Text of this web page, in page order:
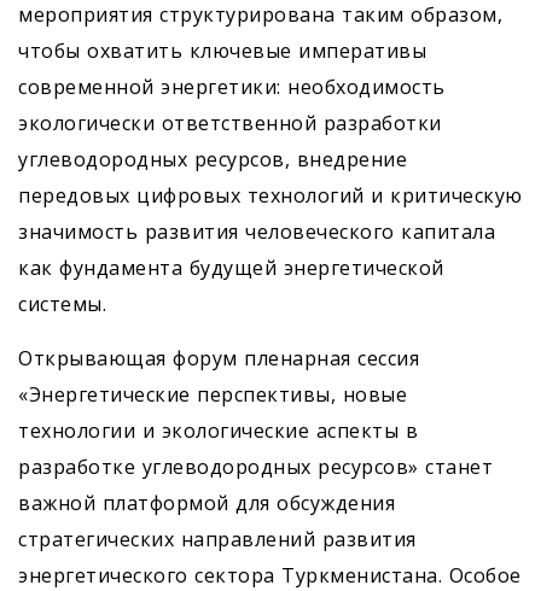
мероприятия структурирована таким образом,
чтобы охватить ключевые императивы
современной энергетики: необходимость
экологически ответственной разработки
углеводородных ресурсов, внедрение
передовых цифровых технологий и критическую
значимость развития человеческого капитала
как фундамента будущей энергетической
системы.
Открывающая форум пленарная сессия
«Энергетические перспективы, новые
технологии и экологические аспекты в
разработке углеводородных ресурсов» станет
важной платформой для обсуждения
стратегических направлений развития
энергетического сектора Туркменистана. Особое